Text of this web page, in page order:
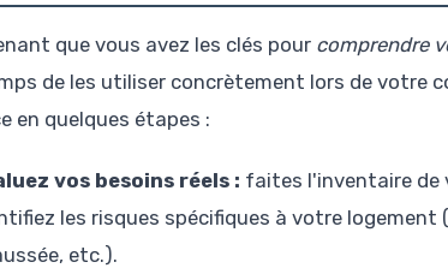
que vous avez les clés pour comprendre
de les utiliser concrètement lors de votre
en quelques étapes :
vos besoins réels : faites l'inventaire de
les risques spécifiques à votre
etc.).